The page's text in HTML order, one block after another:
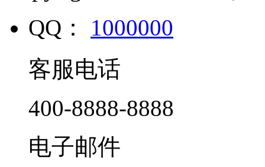
QQ： 1000000
客服电话
400-8888-8888
电子邮件